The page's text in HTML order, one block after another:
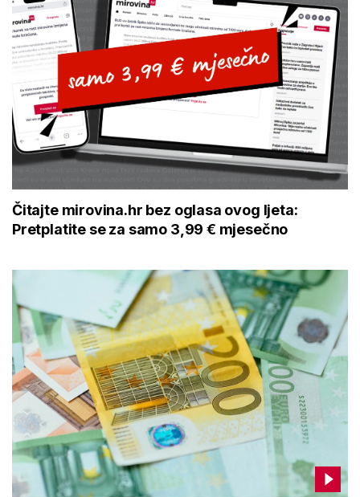
Čitajte mirovina.hr bez oglasa ovog ljeta:
Pretplatite se za samo 3,99 € mjesečno